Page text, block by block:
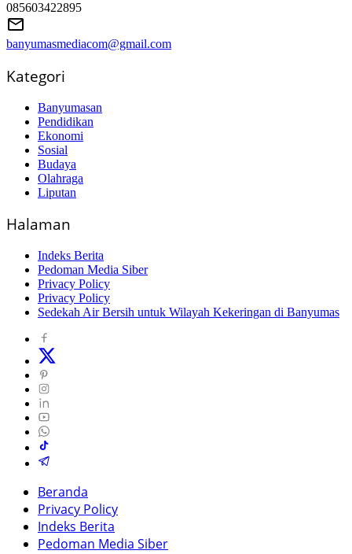
085603422895
banyumasmediacom@gmail.com
Kategori
Banyumasan
Pendidikan
Ekonomi
Sosial
Budaya
Olahraga
Liputan
Halaman
Indeks Berita
Pedoman Media Siber
Privacy Policy
Privacy Policy
Sedekah Air Bersih untuk Wilayah Kekeringan di Banyumas
Beranda
Privacy Policy
Indeks Berita
Pedoman Media Siber